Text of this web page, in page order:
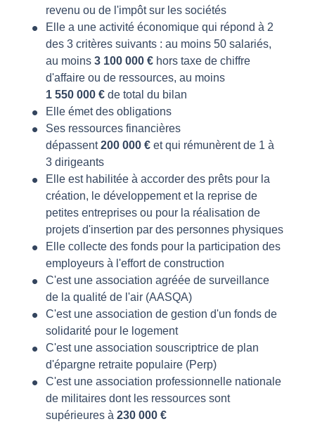
revenu ou de l'impôt sur les sociétés
Elle a une activité économique qui répond à 2
des 3 critères suivants : au moins 50 salariés,
au moins 3 100 000 € hors taxe de chiffre
d'affaire ou de ressources, au moins
1 550 000 € de total du bilan
Elle émet des obligations
Ses ressources financières
dépassent200 000 € et qui rémunèrent de 1 à
3 dirigeants
Elle est habilitée à accorder des prêts pour la
création, le développement et la reprise de
petites entreprises ou pour la réalisation de
projets d'insertion par des personnes physiques
Elle collecte des fonds pour la participation des
employeurs à l'effort de construction
C'est une association agréée de surveillance
de la qualité de l'air (AASQA)
C'est une association de gestion d'un fonds de
solidarité pour le logement
C'est une association souscriptrice de plan
d'épargne retraite populaire (Perp)
C'est une association professionnelle nationale
de militaires dont les ressources sont
supérieures à 230 000 €